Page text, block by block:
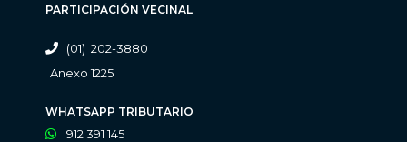
PARTICIPACIÓN VECINAL
(01) 202-3880
Anexo 1225
WHATSAPP TRIBUTARIO
912 391 145